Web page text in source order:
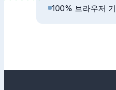
100% 브라우저